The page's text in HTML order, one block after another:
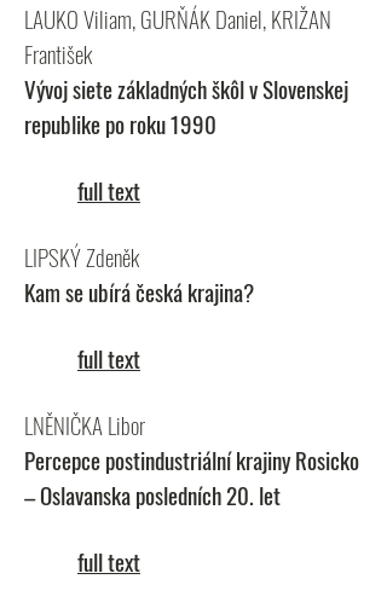
LAUKO Viliam, GURŇÁK Daniel, KRIŽAN
František
Vývoj siete základných škôl v Slovenskej
republike po roku 1990
full text
LIPSKÝ Zdeněk
Kam se ubírá česká krajina?
full text
LNĚNIČKA Libor
Percepce postindustriální krajiny Rosicko
– Oslavanska posledních 20. let
full text